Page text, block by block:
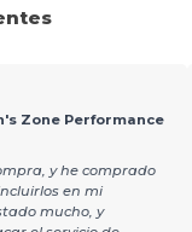
Zone Performance
y he comprado
en mi
mucho, y